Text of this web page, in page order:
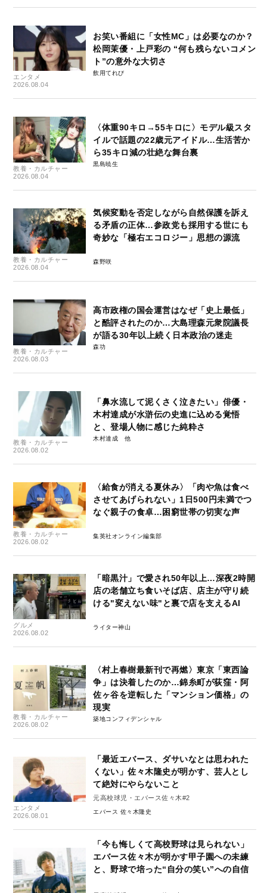
エンタメ
2026.08.04
お笑い番組に「女性MC」は必要なのか？
松岡茉優・上戸彩の “何も残らないコメン
ト”の意外な大切さ
飲用てれび
教養・カルチャー
2026.08.04
〈体重90キロ→55キロに〉モデル級スタ
イルで話題の22歳元アイドル…生活苦か
ら35キロ減の壮絶な舞台裏
黒島暁生
教養・カルチャー
2026.08.04
気候変動を否定しながら自然保護を訴え
る矛盾の正体…参政党も採用する世にも
奇妙な「極右エコロジー」思想の源流
森野咲
教養・カルチャー
2026.08.03
高市政権の国会運営はなぜ「史上最低」
と酷評されたのか…大島理森元衆院議長
が語る30年以上続く日本政治の迷走
森功
教養・カルチャー
2026.08.02
「鼻水流して泥くさく泣きたい」俳優・
木村達成が水滸伝の史進に込める覚悟
と、登場人物に感じた純粋さ
木村達成
教養・カルチャー
2026.08.02
〈給食が消える夏休み〉「肉や魚は食べ
させてあげられない」1日500円未満でつ
なぐ親子の食卓…困窮世帯の切実な声
集英社オンライン編集部
グルメ
2026.08.02
「暗黒汁」で愛され50年以上…深夜2時開
店の老舗立ち食いそば店、店主が守り続
ける"変えない味"と裏で店を支えるAI
ライター神山
教養・カルチャー
2026.08.02
〈村上春樹最新刊で再燃〉東京「東西論
争」は決着したのか…錦糸町が荻窪・阿
佐ヶ谷を逆転した「マンション価格」の
現実
築地コンフィデンシャル
エンタメ
2026.08.01
「最近エバース、ダサいなとは思われた
くない」佐々木隆史が明かす、芸人とし
て絶対にやらないこと
元高校球児・エバース佐々木#2
エバース 佐々木隆史
「今も悔しくて高校野球は見られない」
エバース佐々木が明かす甲子園への未練
と、野球で培った“自分の笑い”への自信